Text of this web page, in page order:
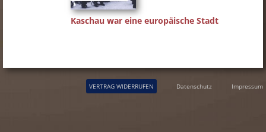
Kaschau war eine europäische Stadt
VERTRAG WIDERRUFEN Datenschutz Impressum